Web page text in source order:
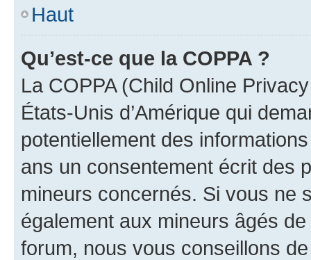
Haut
Qu’est-ce que la COPPA ?
La COPPA (Child Online
États-Unis d’Amérique qui
potentiellement des
ans un consentement écrit des
mineurs concernés. Si vous ne
également aux mineurs âgés
forum, nous vous conseillons